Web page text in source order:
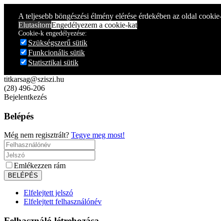
A teljesebb böngészési élmény elérése érdekében az oldal
ElutasítomEngedélyezem a cookie-kat
Cookie-k engedélyezése:
Szükségszerű sütik
Funkcionális sütik
Statisztikai sütik
titkarsag@sziszi.hu
(28) 496-206
Bejelentkezés
Belépés
Még nem regisztrált? Tegye meg most!
Emlékezzen rám
Elfelejtett jelszó
Elfelejtett felhasználónév